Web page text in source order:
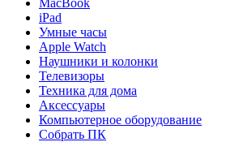
MacBook
iPad
Умные часы
Apple Watch
Наушники и колонки
Телевизоры
Техника для дома
Аксессуары
Компьютерное оборудование
Собрать ПК